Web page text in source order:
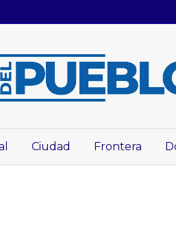
Ciudad Frontera